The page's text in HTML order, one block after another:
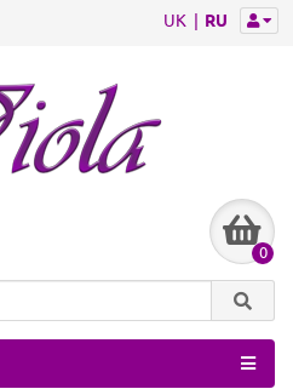
UK RU
0